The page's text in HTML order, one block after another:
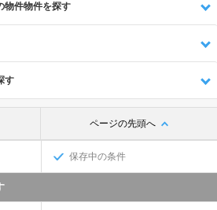
物件物件を探す
す
ページの先頭へ
保存中の条件